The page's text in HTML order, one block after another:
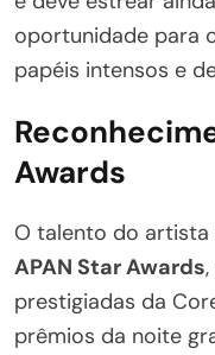
oportunidade para
papéis intensos e
Awards
O talento do
APAN Star Awards
prestigiadas da
prêmios da noite